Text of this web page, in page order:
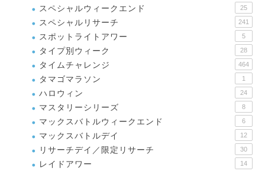
スペシャルウィークエンド 25
スペシャルリサーチ 241
スポットライトアワー 5
タイプ別ウィーク 28
タイムチャレンジ 464
タマゴマラソン 1
ハロウィン 24
マスタリーシリーズ 8
マックスバトルウィークエンド 6
マックスバトルデイ 12
リサーチデイ／限定リサーチ 30
レイドアワー 14